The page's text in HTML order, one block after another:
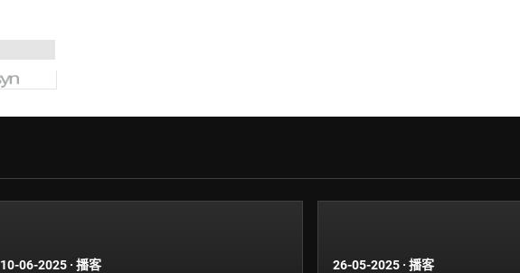
10-06-2025 · 播客 26-05-2025 · 播客